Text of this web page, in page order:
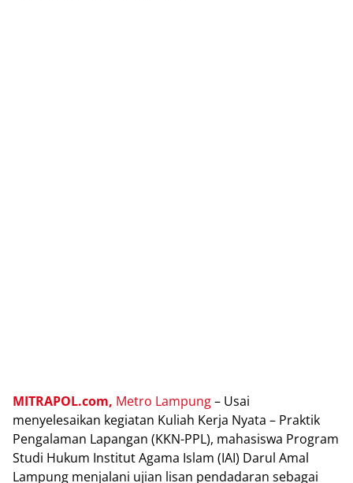
MITRAPOL.com, Metro Lampung– Usai
menyelesaikan kegiatan Kuliah Kerja Nyata – Praktik
Pengalaman Lapangan (KKN-PPL), mahasiswa Program
Studi Hukum Institut Agama Islam (IAI) Darul Amal
Lampung menjalani ujian lisan pendadaran sebagai